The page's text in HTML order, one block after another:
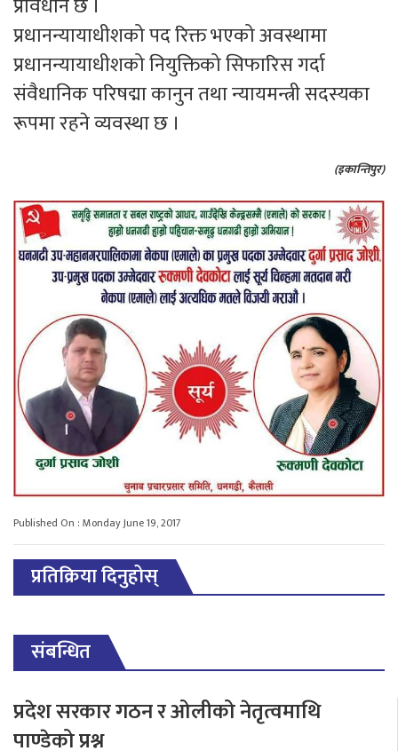
प्रधानन्यायाधीशको पद रिक्त भएको अवस्थामा
प्रधानन्यायाधीशको नियुक्तिको सिफारिस गर्दा
संवैधानिक परिषद्मा कानुन तथा न्यायमन्त्री सदस्यका
रूपमा रहने व्यवस्था छ ।
(इकान्तिपुर)
Published On : Monday June 19, 2017
प्रतिक्रिया दिनुहोस्
संबन्धित
प्रदेश सरकार गठन र ओलीको नेतृत्वमाथि
पाण्डेको प्रश्न